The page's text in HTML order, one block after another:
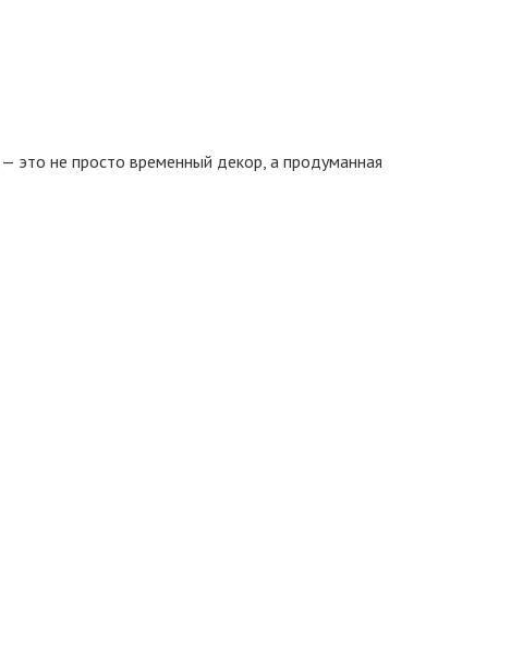
это не просто временный декор, а продуманная